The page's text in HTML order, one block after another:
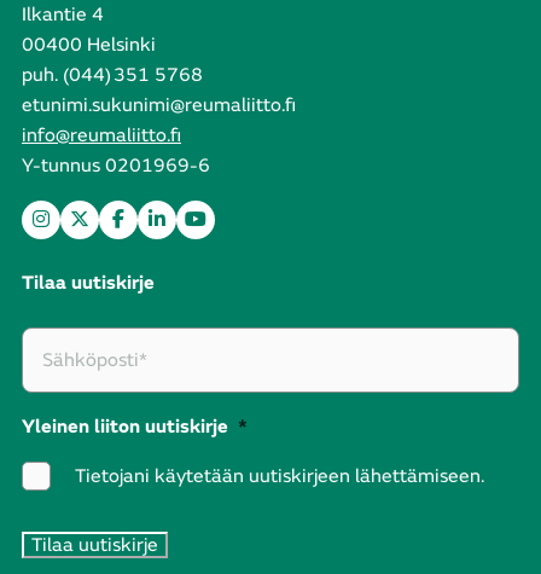
Ilkantie 4
00400 Helsinki
puh. (044) 351 5768
etunimi.sukunimi@reumaliitto.fi
info@reumaliitto.fi
Y-tunnus 0201969-6
Tilaa uutiskirje
Yleinen liiton uutiskirje *
Tietojani käytetään uutiskirjeen lähettämiseen.